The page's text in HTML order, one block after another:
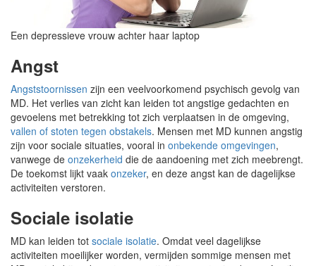
Een depressieve vrouw achter haar laptop
Angst
Angststoornissen zijn een veelvoorkomend psychisch gevolg van
MD. Het verlies van zicht kan leiden tot angstige gedachten en
gevoelens met betrekking tot zich verplaatsen in de omgeving,
vallen of stoten tegen obstakels. Mensen met MD kunnen angstig
zijn voor sociale situaties, vooral in onbekende omgevingen,
vanwege de onzekerheid die de aandoening met zich meebrengt.
De toekomst lijkt vaak onzeker, en deze angst kan de dagelijkse
activiteiten verstoren.
Sociale isolatie
MD kan leiden tot sociale isolatie. Omdat veel dagelijkse
activiteiten moeilijker worden, vermijden sommige mensen met